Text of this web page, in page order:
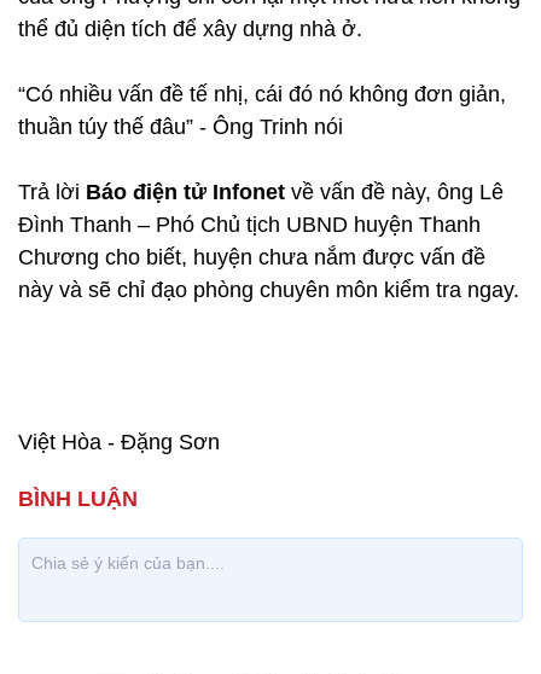
thể đủ diện tích để xây dựng nhà ở.
“Có nhiều vấn đề tế nhị, cái đó nó không đơn giản,
thuần túy thế đâu” - Ông Trinh nói
Trả lời Báo điện tử Infonet về vấn đề này, ông Lê
Đình Thanh – Phó Chủ tịch UBND huyện Thanh
Chương cho biết, huyện chưa nắm được vấn đề
này và sẽ chỉ đạo phòng chuyên môn kiểm tra ngay.
Việt Hòa - Đặng Sơn